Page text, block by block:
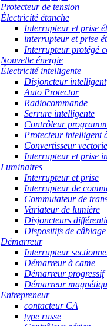
Protecteur de tension
Électricité étanche
Interrupteur et prise
interrupteur et prise
Interrupteur protégé
Nouvelle énergie
Électricité intelligente
Disjoncteur intelligent
Auto Protector
Radiocommande
Serrure intelligente
Contrôleur
Protecteur intelligent
Convertisseur
Interrupteur et prise
Luminaires
Interrupteur et prise
Interrupteur de
Commutateur de
Variateur de lumière
Disjoncteurs
Dispositifs de
Démarreur
Interrupteur
Démarreur à came
Démarreur progressif
Démarreur
Entrepreneur
contacteur CA
type russe